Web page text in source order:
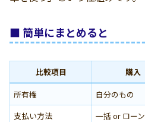
■ 簡単にまとめると
比較項目 購入
所有権
自分のもの
支払い方法
一括 or ローン